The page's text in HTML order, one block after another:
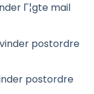
Г¦gte mail
postordre
postordre